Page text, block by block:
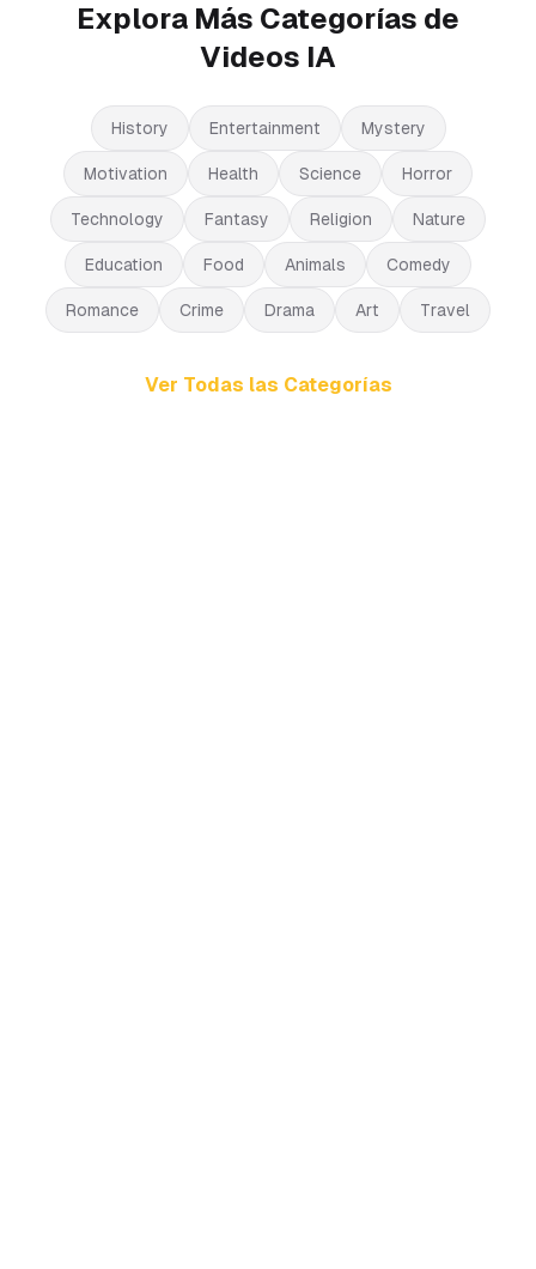
Explora Más Categorías de
Videos IA
History Entertainment Mystery
Motivation Health Science Horror
Technology Fantasy Religion Nature
Education Food Animals Comedy
Romance Crime Drama Art Travel
Ver Todas las Categorías